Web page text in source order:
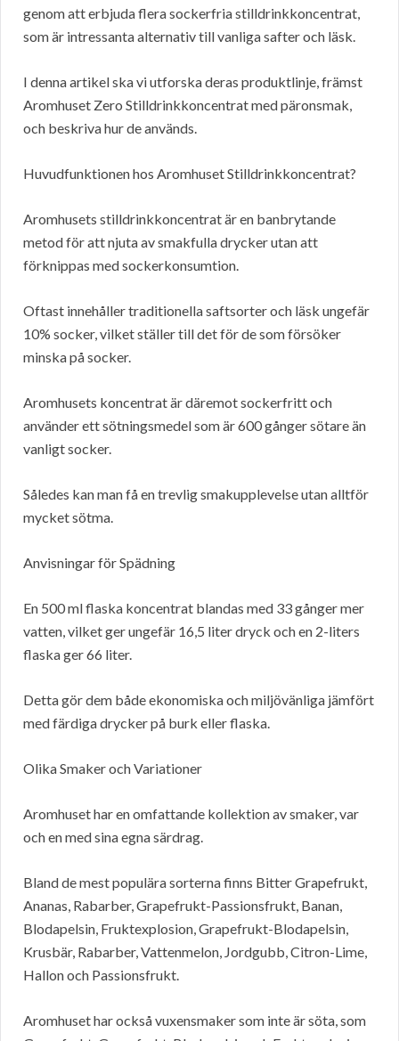
genom att erbjuda flera sockerfria stilldrinkkoncentrat,
som är intressanta alternativ till vanliga safter och läsk.
I denna artikel ska vi utforska deras produktlinje, främst
Aromhuset Zero Stilldrinkkoncentrat med päronsmak,
och beskriva hur de används.
Huvudfunktionen hos Aromhuset Stilldrinkkoncentrat?
Aromhusets stilldrinkkoncentrat är en banbrytande
metod för att njuta av smakfulla drycker utan att
förknippas med sockerkonsumtion.
Oftast innehåller traditionella saftsorter och läsk ungefär
10% socker, vilket ställer till det för de som försöker
minska på socker.
Aromhusets koncentrat är däremot sockerfritt och
använder ett sötningsmedel som är 600 gånger sötare än
vanligt socker.
Således kan man få en trevlig smakupplevelse utan alltför
mycket sötma.
Anvisningar för Spädning
En 500 ml flaska koncentrat blandas med 33 gånger mer
vatten, vilket ger ungefär 16,5 liter dryck och en 2-liters
flaska ger 66 liter.
Detta gör dem både ekonomiska och miljövänliga jämfört
med färdiga drycker på burk eller flaska.
Olika Smaker och Variationer
Aromhuset har en omfattande kollektion av smaker, var
och en med sina egna särdrag.
Bland de mest populära sorterna finns Bitter Grapefrukt,
Ananas, Rabarber, Grapefrukt-Passionsfrukt, Banan,
Blodapelsin, Fruktexplosion, Grapefrukt-Blodapelsin,
Krusbär, Rabarber, Vattenmelon, Jordgubb, Citron-Lime,
Hallon och Passionsfrukt.
Aromhuset har också vuxensmaker som inte är söta, som